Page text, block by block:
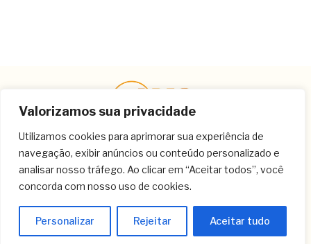
Valorizamos sua privacidade
Utilizamos cookies para aprimorar sua experiência de
navegação, exibir anúncios ou conteúdo personalizado e
analisar nosso tráfego. Ao clicar em “Aceitar todos”, você
concorda com nosso uso de cookies.
Personalizar Rejeitar Aceitar tudo
Contato
(11) 3259-8266